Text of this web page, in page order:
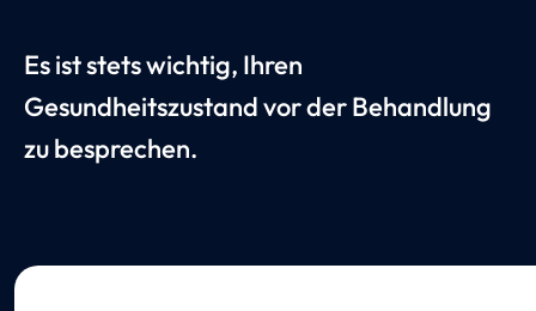
Es ist stets wichtig, Ihren
Gesundheitszustand vor der Behandlung
zu besprechen.